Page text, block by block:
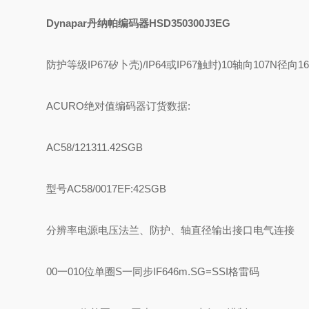
Dynapar丹纳帕编码器HSD350300J3EG
防护等级IP67矽卜壳)/IP64或IP67触封)10轴向107N径向
ACURO绝对值编码器订货数据:
AC58/121311.42SGB
型号AC58/0017EF:42SGB
分辨率电源电压法兰、防护、轴直径输出接口电气连接
00一010位单圈S一同步IF646m.SG=SSI格雷码